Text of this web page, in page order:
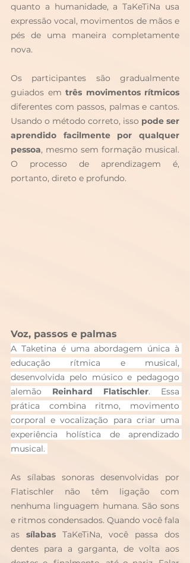
quanto a humanidade, a TaKeTiNa usa
expressão vocal, movimentos de mãos e
pés de uma maneira completamente
nova.
Os participantes são gradualmente
guiados em três movimentos rítmicos
diferentes com passos, palmas e cantos.
Usando o método correto, isso pode ser
aprendido facilmente por qualquer
pessoa, mesmo sem formação musical.
O processo de aprendizagem é,
portanto, direto e profundo.
Voz, passos e palmas
A Taketina é uma abordagem única à
educação rítmica e musical,
desenvolvida pelo músico e pedagogo
alemão Reinhard Flatischler. Essa
prática combina ritmo, movimento
corporal e vocalização para criar uma
experiência holística de aprendizado
musical.
As sílabas sonoras desenvolvidas por
Flatischler não têm ligação com
nenhuma linguagem humana. São sons
e ritmos condensados. Quando você fala
as sílabas TaKeTiNa, você passa dos
dentes para a garganta, de volta aos